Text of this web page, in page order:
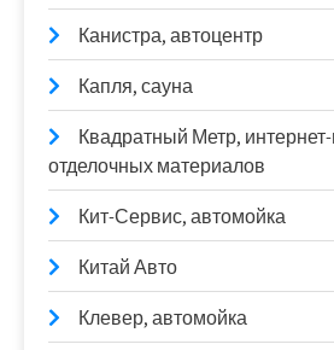
Канистра, автоцентр
Капля, сауна
Квадратный Метр,
отделочных материалов
Кит-Сервис, автомойка
Китай Авто
Клевер, автомойка